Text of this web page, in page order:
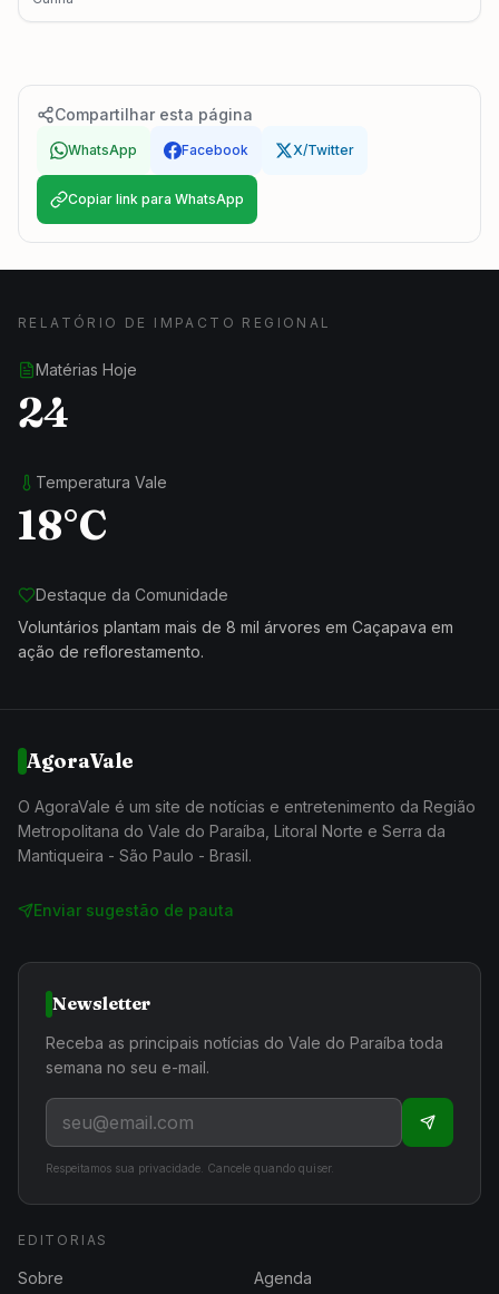
Compartilhar esta página
WhatsApp Facebook X/Twitter
Copiar link para WhatsApp
RELATÓRIO DE IMPACTO REGIONAL
Matérias Hoje
24
Temperatura Vale
18°C
Destaque da Comunidade
Voluntários plantam mais de 8 mil árvores em Caçapava em
ação de reflorestamento.
AgoraVale
O AgoraVale é um site de notícias e entretenimento da Região
Metropolitana do Vale do Paraíba, Litoral Norte e Serra da
Mantiqueira - São Paulo - Brasil.
Enviar sugestão de pauta
Newsletter
Receba as principais notícias do Vale do Paraíba toda
semana no seu e-mail.
Respeitamos sua privacidade. Cancele quando quiser.
EDITORIAS
Sobre Agenda